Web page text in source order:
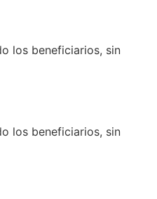
los beneficiarios, sin
los beneficiarios, sin